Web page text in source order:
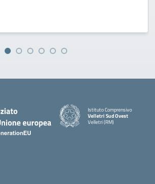
Istituto Comprensivo
Velletri Sud Ovest
Velletri (RM)